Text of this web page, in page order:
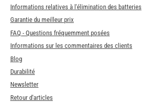
Informations relatives à l'élimination des batteries
Garantie du meilleur prix
FAQ - Questions fréquemment posées
Informations sur les commentaires des clients
Blog
Durabilité
Newsletter
Retour d'articles